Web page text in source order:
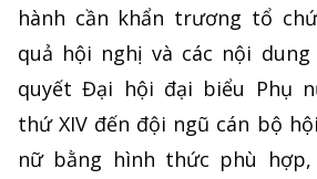
hành cần khẩn trương tổ
quả hội nghị và các nội
quyết Đại hội đại biểu Phụ
thứ XIV đến đội ngũ cán bộ
nữ bằng hình thức phù